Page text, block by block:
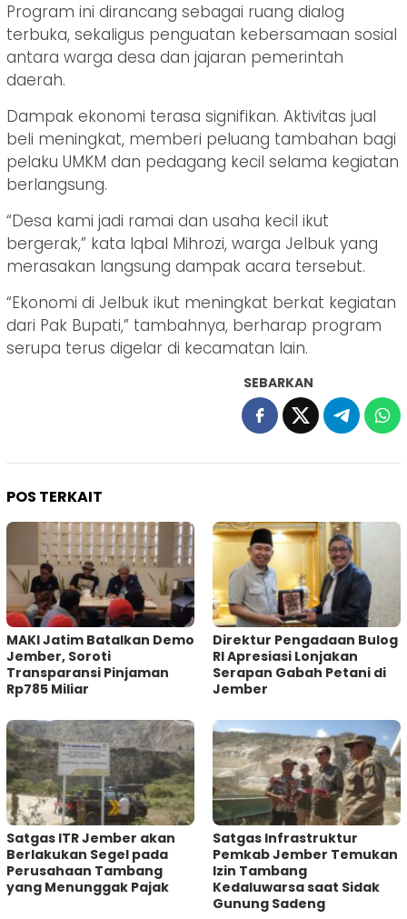
Program ini dirancang sebagai ruang dialog
terbuka, sekaligus penguatan kebersamaan sosial
antara warga desa dan jajaran pemerintah
daerah.
Dampak ekonomi terasa signifikan. Aktivitas jual
beli meningkat, memberi peluang tambahan bagi
pelaku UMKM dan pedagang kecil selama kegiatan
berlangsung.
“Desa kami jadi ramai dan usaha kecil ikut
bergerak,” kata Iqbal Mihrozi, warga Jelbuk yang
merasakan langsung dampak acara tersebut.
“Ekonomi di Jelbuk ikut meningkat berkat kegiatan
dari Pak Bupati,” tambahnya, berharap program
serupa terus digelar di kecamatan lain.
SEBARKAN
POS TERKAIT
MAKI Jatim Batalkan Demo
Jember, Soroti
Transparansi Pinjaman
Rp785 Miliar
Direktur Pengadaan Bulog
RI Apresiasi Lonjakan
Serapan Gabah Petani di
Jember
Satgas ITR Jember akan
Berlakukan Segel pada
Perusahaan Tambang
yang Menunggak Pajak
Satgas Infrastruktur
Pemkab Jember Temukan
Izin Tambang
Kedaluwarsa saat Sidak
Gunung Sadeng